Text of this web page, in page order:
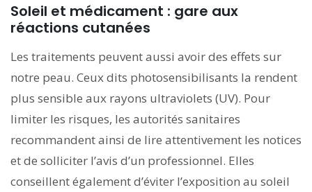
Soleil et médicament : gare aux
réactions cutanées
Les traitements peuvent aussi avoir des effets sur
notre peau. Ceux dits photosensibilisants la rendent
plus sensible aux rayons ultraviolets (UV). Pour
limiter les risques, les autorités sanitaires
recommandent ainsi de lire attentivement les notices
et de solliciter l’avis d’un professionnel. Elles
conseillent également d’éviter l’exposition au soleil